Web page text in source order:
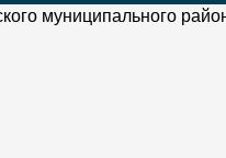
муниципального